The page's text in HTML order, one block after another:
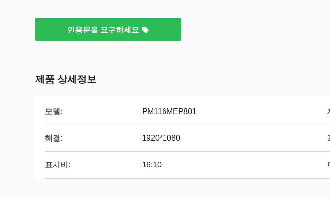
인용문을 요구하세요
제품 상세정보
모델: PM116MEP801
해결: 1920*1080
표시비: 16:10